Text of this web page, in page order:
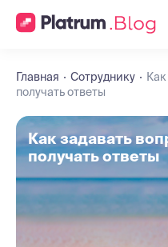
Главная Сотруднику
получать ответы
Как задавать
получать ответы